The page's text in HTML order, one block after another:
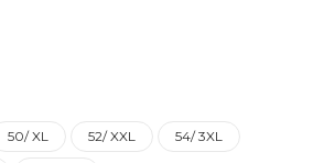
50/ XL 52/ XXL 54/ 3XL